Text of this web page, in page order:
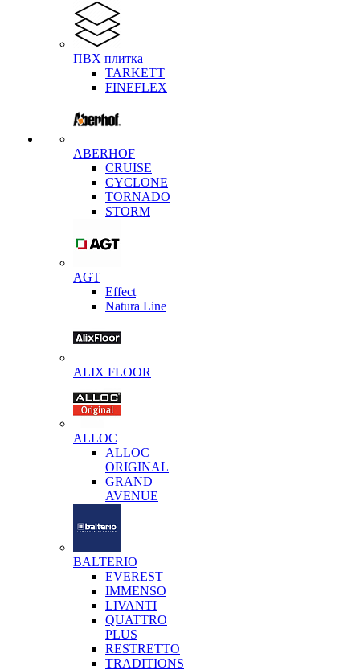
ПВХ плитка
TARKETT
FINEFLEX
ABERHOF
CRUISE
CYCLONE
TORNADO
STORM
AGT
Effect
Natura Line
ALIX FLOOR
ALLOC
ALLOC
ORIGINAL
GRAND
AVENUE
BALTERIO
EVEREST
IMMENSO
LIVANTI
QUATTRO
PLUS
RESTRETTO
TRADITIONS